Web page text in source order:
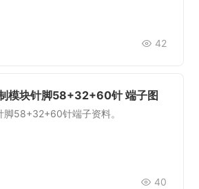
42
模块针脚58+32+60针 端子图
脚58+32+60针端子资料。
40